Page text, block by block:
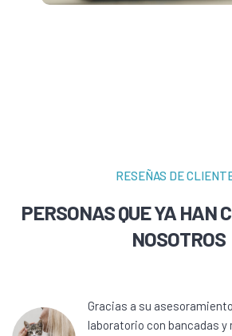
RESEÑAS DE
PERSONAS QUE YA HAN
NOSOTROS
Gracias a su
laboratorio con bancadas